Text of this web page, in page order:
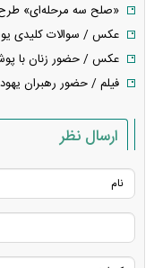
«صلح سه مرحله‌ای» طرح
عکس / سوالات کلیدی
عکس / حضور زنان با
فیلم / حضور رهبران
ارسال نظر